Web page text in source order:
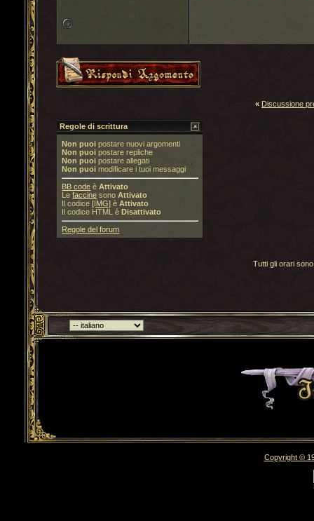
« Discussione
Regole di scrittura
Non puoi postare nuovi argomenti
Non puoi postare repliche
Non puoi postare allegati
Non puoi modificare i tuoi messaggi
BB code èAttivato
Lefaccine sonoAttivato
Il codice[IMG] èAttivato
Il codice HTML èDisattivato
Regole del forum
Tutti gli orari
Torna indietro
Copyright ©